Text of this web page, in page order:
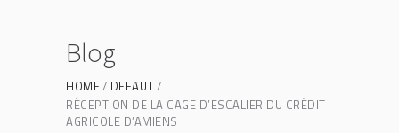
Blog
HOME
DEFAUT
RÉCEPTION DE LA CAGE D’ESCALIER DU CRÉDIT
AGRICOLE D’AMIENS